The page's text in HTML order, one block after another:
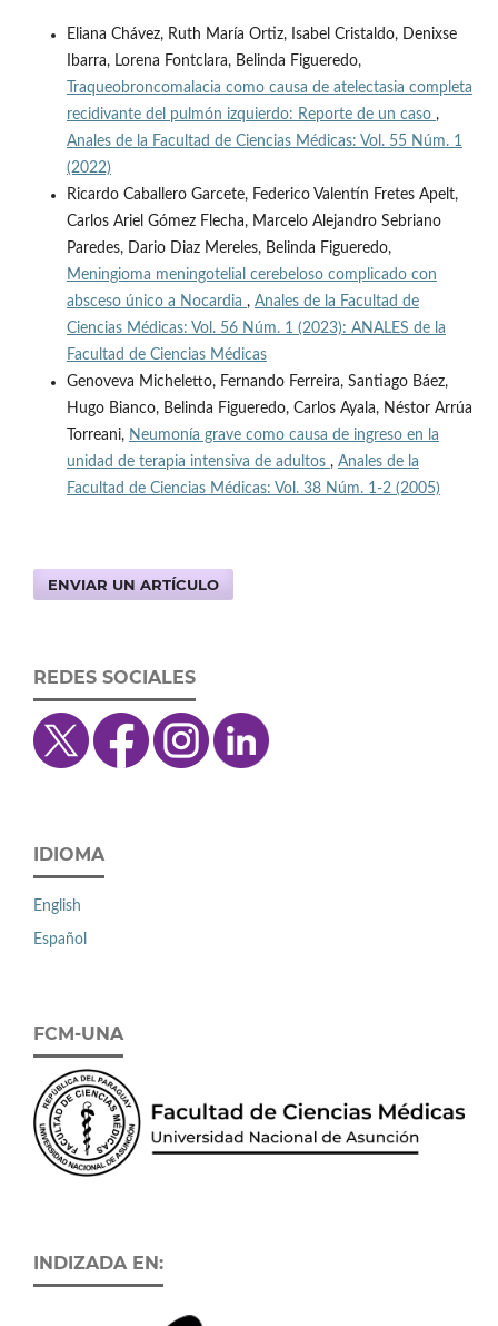
Eliana Chávez, Ruth María Ortiz, Isabel Cristaldo, Denixse
Ibarra, Lorena Fontclara, Belinda Figueredo,
Traqueobroncomalacia como causa de atelectasia completa
recidivante del pulmón izquierdo: Reporte de un caso ,
Anales de la Facultad de Ciencias Médicas: Vol. 55 Núm. 1
(2022)
Ricardo Caballero Garcete, Federico Valentín Fretes Apelt,
Carlos Ariel Gómez Flecha, Marcelo Alejandro Sebriano
Paredes, Dario Diaz Mereles, Belinda Figueredo,
Meningioma meningotelial cerebeloso complicado con
absceso único a Nocardia , Anales de la Facultad de
Ciencias Médicas: Vol. 56 Núm. 1 (2023): ANALES de la
Facultad de Ciencias Médicas
Genoveva Micheletto, Fernando Ferreira, Santiago Báez,
Hugo Bianco, Belinda Figueredo, Carlos Ayala, Néstor Arrúa
Torreani, Neumonía grave como causa de ingreso en la
unidad de terapia intensiva de adultos , Anales de la
Facultad de Ciencias Médicas: Vol. 38 Núm. 1-2 (2005)
ENVIAR UN ARTÍCULO
REDES SOCIALES
IDIOMA
English
Español
FCM-UNA
INDIZADA EN: